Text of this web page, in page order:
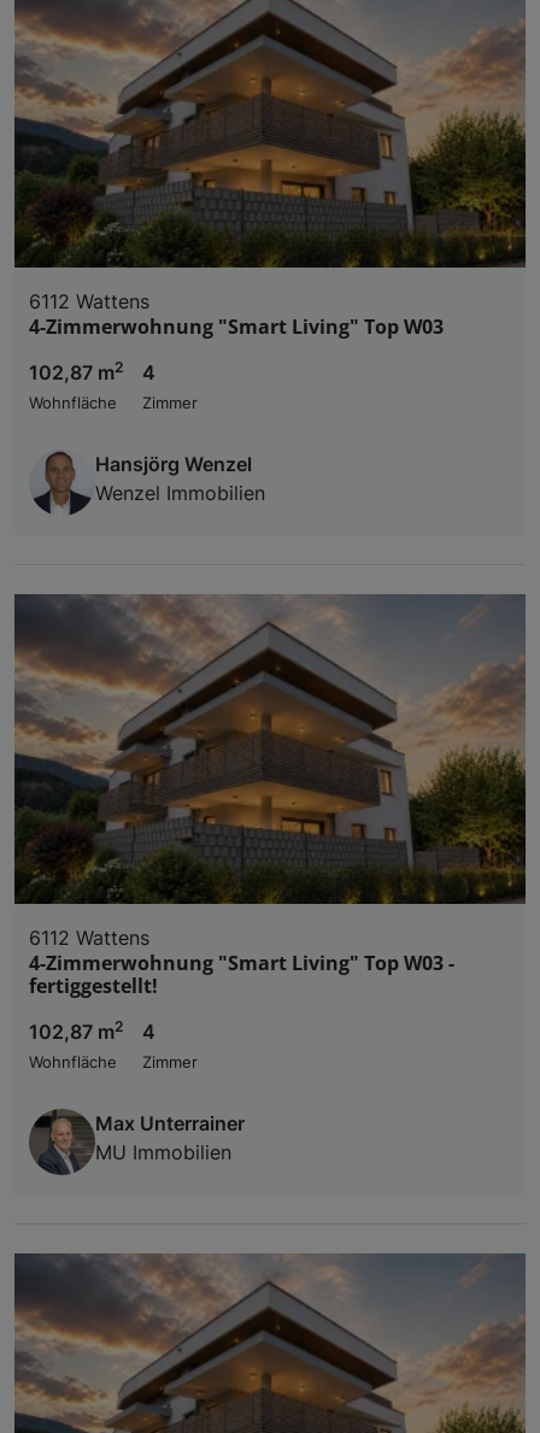
6112 Wattens
4-Zimmerwohnung "Smart Living" Top W03
102,87 m2
Wohnfläche
4
Zimmer
Hansjörg Wenzel
Wenzel Immobilien
6112 Wattens
4-Zimmerwohnung "Smart Living" Top W03 -
fertiggestellt!
102,87 m2
Wohnfläche
4
Zimmer
Max Unterrainer
MU Immobilien